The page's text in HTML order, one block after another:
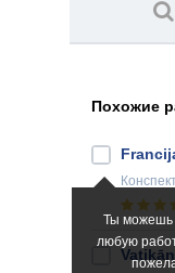
Похожие
Ты можешь
любую